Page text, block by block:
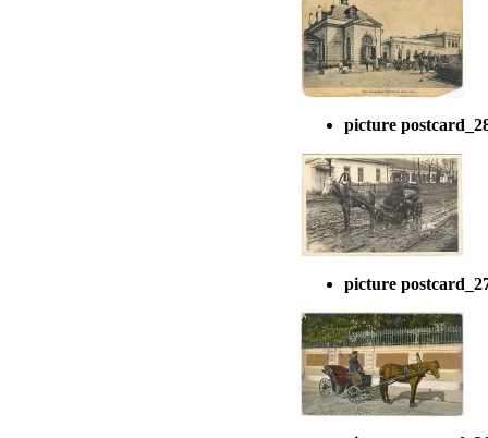
picture
picture